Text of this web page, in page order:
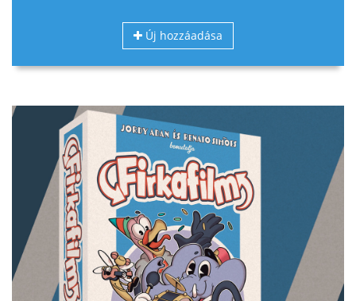
Új hozzáadása